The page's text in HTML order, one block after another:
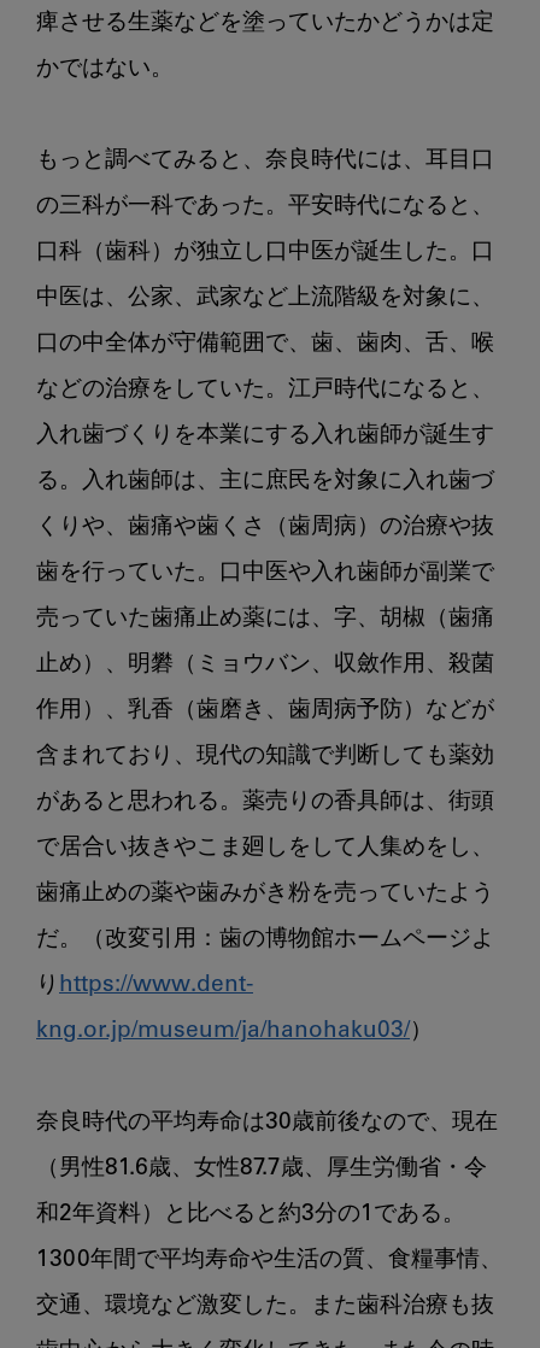
痺させる生薬などを塗っていたかどうかは定
かではない。
もっと調べてみると、奈良時代には、耳目口
の三科が一科であった。平安時代になると、
口科（歯科）が独立し口中医が誕生した。口
中医は、公家、武家など上流階級を対象に、
口の中全体が守備範囲で、歯、歯肉、舌、喉
などの治療をしていた。江戸時代になると、
入れ歯づくりを本業にする入れ歯師が誕生す
る。入れ歯師は、主に庶民を対象に入れ歯づ
くりや、歯痛や歯くさ（歯周病）の治療や抜
歯を行っていた。口中医や入れ歯師が副業で
売っていた歯痛止め薬には、字、胡椒（歯痛
止め）、明礬（ミョウバン、収斂作用、殺菌
作用）、乳香（歯磨き、歯周病予防）などが
含まれており、現代の知識で判断しても薬効
があると思われる。薬売りの香具師は、街頭
で居合い抜きやこま廻しをして人集めをし、
歯痛止めの薬や歯みがき粉を売っていたよう
だ。（改変引用：歯の博物館ホームページよ
り https://www.dent-
kng.or.jp/museum/ja/hanohaku03/）
奈良時代の平均寿命は30歳前後なので、現在
（男性81.6歳、女性87.7歳、厚生労働省・令
和2年資料）と比べると約3分の1である。
1300年間で平均寿命や生活の質、食糧事情、
交通、環境など激変した。また歯科治療も抜